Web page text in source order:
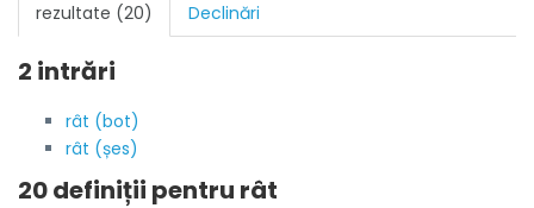
rezultate (20) Declinări
2 intrări
rât (bot)
rât (șes)
20 definiții pentru rât